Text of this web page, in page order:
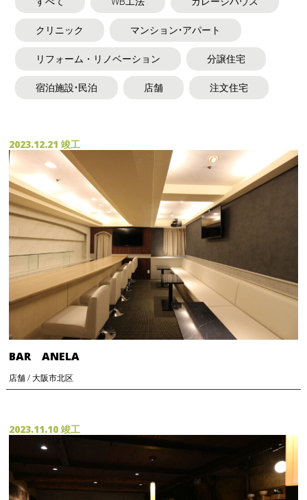
クリニック マンション•アパート
リフォーム・リノベーション 分譲住宅
宿泊施設•民泊 店舗 注文住宅
2023.12.21 竣工
BAR ANELA
店舗 / 大阪市北区
2023.11.10 竣工